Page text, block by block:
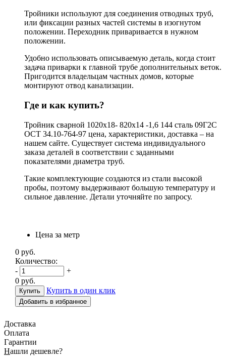
Тройники используют для соединения отводных труб,
или фиксации разных частей системы в изогнутом
положении. Переходник приваривается в нужном
положении.
Удобно использовать описываемую деталь, когда стоит
задача приварки к главной трубе дополнительных веток.
Пригодится владельцам частных домов, которые
монтируют отвод канализации.
Где и как купить?
Тройник сварной 1020х18- 820х14 -1,6 144 сталь 09Г2С
ОСТ 34.10-764-97 цена, характеристики, доставка – на
нашем сайте. Существует система индивидуального
заказа деталей в соответствии с заданными
показателями диаметра труб.
Такие комплектующие создаются из стали высокой
пробы, поэтому выдерживают большую температуру и
сильное давление. Детали уточняйте по запросу.
Цена за метр
0 руб.
Количество:
-
+
0 руб.
Купить в один клик
Добавить в избранное
Доставка
Оплата
Гарантии
Нашли дешевле?